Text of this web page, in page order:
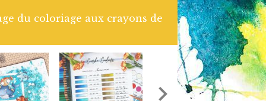
avec les tampons Chou and Flowers.
Grenadine. Retrouve le tuto Vidéo complet en